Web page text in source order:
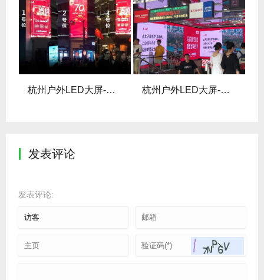
杭州户外LED大屏-湖滨之芯LED屏 杭州户外LED大屏-工联大厦地铁站D口 LED屏
发表评论
发表评论: